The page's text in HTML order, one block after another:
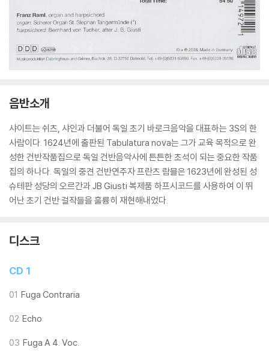
음반소개
샤이트는 쉬츠, 샤인과 더불어 독일 초기 바로크음악을 대표하는 3S의 한
사람이다. 1624년에 출판된 Tabulatura nova는 그가 교육 목적으로 완
성한 건반작품집으로 독일 건반음악사에 튼튼한 초석이 되는 중요한 작품
집의 하나다. 독일의 중견 건반연주자 프란츠 람믈은 1623년에 완성된 성
슈테판 성당의 오르간과 JB Giusti 복제품 하프시코드를 사용하여 이 뛰
어난 초기 건반 걸작들을 훌륭히 재현해내었다.
디스크
CD 1
01 Fuga Contraria
02 Echo
03 Fuga A 4. Voc.